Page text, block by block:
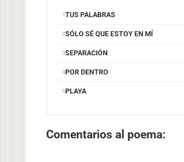
TUS PALABRAS
SÓLO SÉ QUE ESTOY EN MÍ
SEPARACIÓN
POR DENTRO
PLAYA
Comentarios al poema: